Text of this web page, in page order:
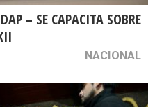
– SE CAPACITA SOBRE
NACIONAL